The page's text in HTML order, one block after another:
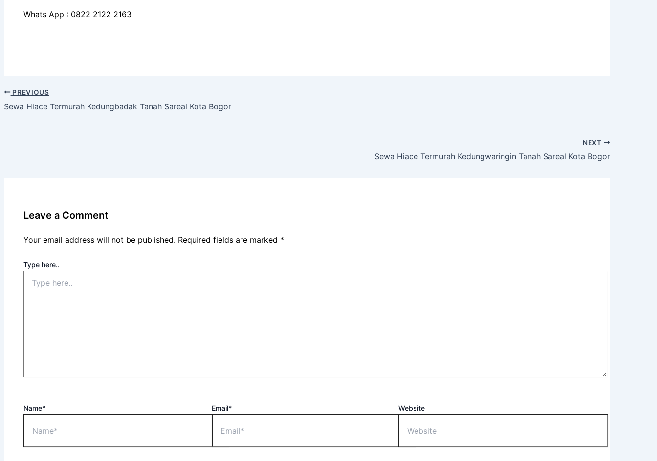
Whats App : 0822 2122 2163
PREVIOUS
Sewa Hiace Termurah Kedungbadak Tanah Sareal Kota Bogor
NEXT
Sewa Hiace Termurah Kedungwaringin Tanah Sareal Kota Bogor
Leave a Comment
Your email address will not be published. Required fields are marked *
Type here..
Name* Email* Website